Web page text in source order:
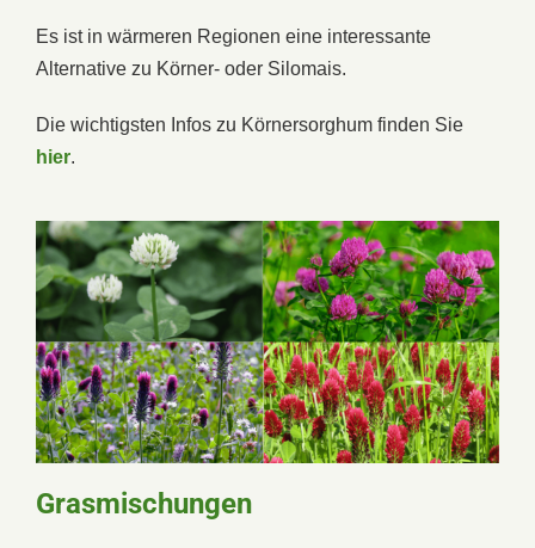
Es ist in wärmeren Regionen eine interessante
Alternative zu Körner- oder Silomais.
Die wichtigsten Infos zu Körnersorghum finden Sie
hier.
Grasmischungen